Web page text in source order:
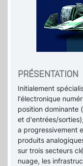
PRÉSENTATION
Initialement
l'électronique
position dominante
et d'entrées/
a progressivement
produits
sur trois secteurs
nuage, les